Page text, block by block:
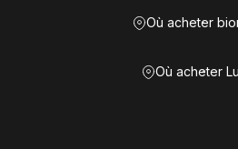
Où acheter
Où acheter